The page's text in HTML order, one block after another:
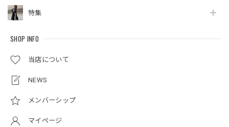
特集
SHOP INFO
当店について
NEWS
メンバーシップ
マイページ